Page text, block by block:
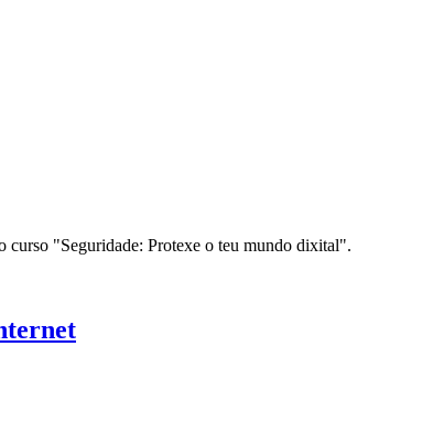
"Seguridade: Protexe o teu mundo dixital".